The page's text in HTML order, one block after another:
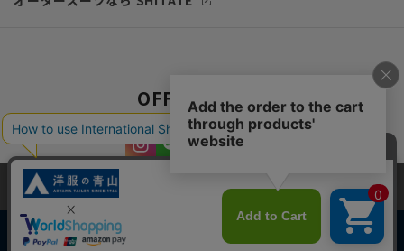
OFFICIAL SNS
当サイトでは、快適な閲覧体験とコンテンツ改善のためにCookieを使用
しています。閲覧を続けることで、Cookieの使用に同意したものとみな